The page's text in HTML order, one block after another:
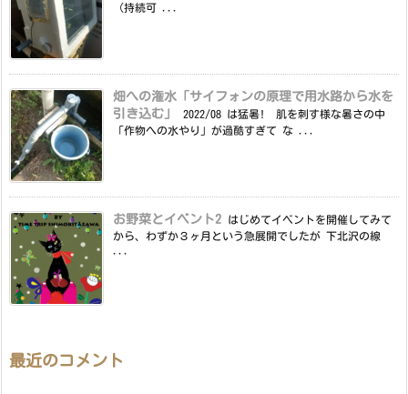
（持続可 ...
畑への潅水「サイフォンの原理で用水路から水を
引き込む」
2022/08 は猛暑! 肌を刺す様な暑さの中
「作物への水やり」が過酷すぎて な ...
お野菜とイベント2
はじめてイベントを開催してみて
から、わずか３ヶ月という急展開でしたが 下北沢の線
最近のコメント